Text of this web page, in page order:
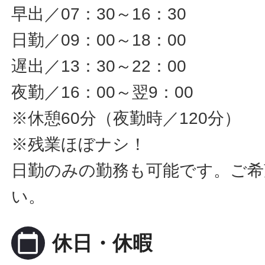
早出／07：30～16：30
日勤／09：00～18：00
遅出／13：30～22：00
夜勤／16：00～翌9：00
※休憩60分（夜勤時／120分）
※残業ほぼナシ！
日勤のみの勤務も可能です。ご
い。
calendar_today 休日・休暇